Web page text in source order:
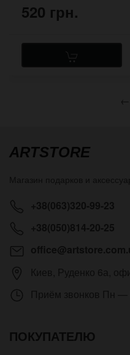
520 грн.
←
ARTSTORE
ПОКУПАТЕЛЮ